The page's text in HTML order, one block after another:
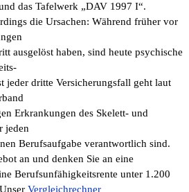
das Tafelwerk „DAV 1997 I“.
die Ursachen: Während früher vor
ausgelöst haben, sind heute psychische
jeder dritte Versicherungsfall geht laut
Erkrankungen des Skelett- und
jeden
Berufsaufgabe verantwortlich sind.
an und denken Sie an eine
Berufsunfähigkeitsrente unter 1.200
Vergleichrechner